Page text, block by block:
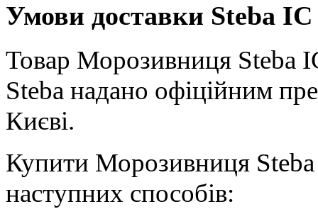
Умови доставки Steba IC
Товар Морозивниця Steba
Steba надано офіційним
Києві.
Купити Морозивниця
наступних способів: